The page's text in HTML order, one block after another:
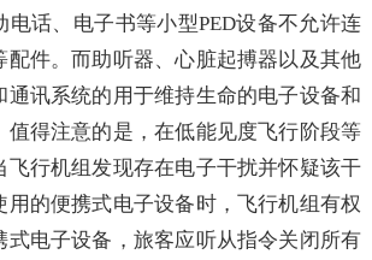
电话、电子书等小型PED设备不允许连
配件。而助听器、心脏起搏器以及其他
通讯系统的用于维持生命的电子设备和
值得注意的是，在低能见度飞行阶段等
飞行机组发现存在电子干扰并怀疑该干
用的便携式电子设备时，飞行机组有权
式电子设备，旅客应听从指令关闭所有